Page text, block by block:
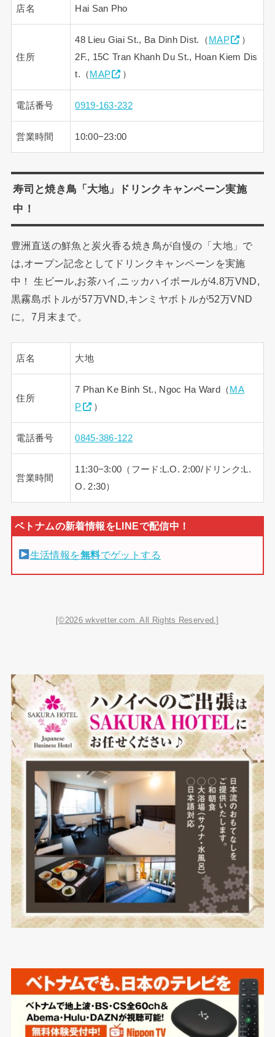
店名 Hai San Pho
住所
48 Lieu Giai St., Ba Dinh Dist.（ MAP
）
2F., 15C Tran Khanh Du St., Hoan Kiem Dis
t.（ MAP ）
電話番号 0919-163-232
営業時間 10:00−23:00
寿司と焼き鳥「大地」ドリンクキャンペーン実施
中！
豊洲直送の鮮魚と炭火香る焼き鳥が自慢の「大地」で
は,オープン記念としてドリンクキャンペーンを実施
中！ 生ビール,お茶ハイ,ニッカハイボールが4.8万VND,
黒霧島ボトルが57万VND,キンミヤボトルが52万VND
に。7月末まで。
店名 大地
住所
7 Phan Ke Binh St., Ngoc Ha Ward（ MA
P
）
電話番号 0845-386-122
営業時間
11:30−3:00（フード:L.O. 2:00/ドリンク:L.
O. 2:30）
生活情報を無料でゲットする
[©2026 wkvetter.com. All Rights Reserved.]